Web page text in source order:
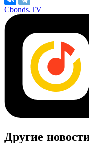
Cbonds.TV
Другие